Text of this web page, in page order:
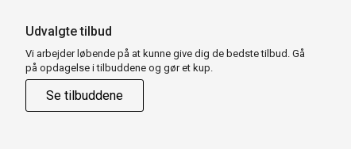
Udvalgte tilbud
Vi arbejder løbende på at kunne give dig de bedste tilbud. Gå
på opdagelse i tilbuddene og gør et kup.
Se tilbuddene